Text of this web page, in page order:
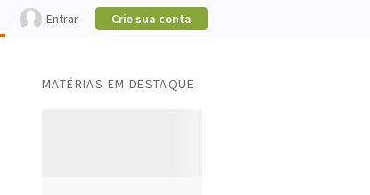
Crie sua conta
Entrar
MATÉRIAS EM DESTAQUE